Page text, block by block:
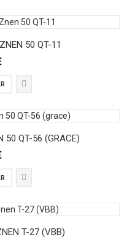
50 QT-11
50 QT-56 (GRACE)
T-27 (VBB)